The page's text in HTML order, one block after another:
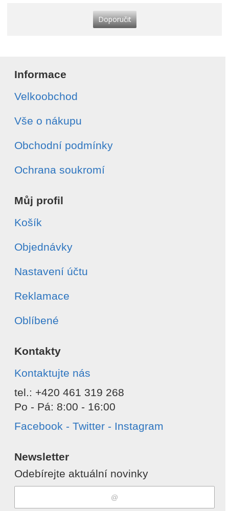
Doporučit
Informace
Velkoobchod
Vše o nákupu
Obchodní podmínky
Ochrana soukromí
Můj profil
Košík
Objednávky
Nastavení účtu
Reklamace
Oblíbené
Kontakty
Kontaktujte nás
tel.: +420 461 319 268
Po - Pá: 8:00 - 16:00
Facebook - Twitter - Instagram
Newsletter
Odebírejte aktuální novinky